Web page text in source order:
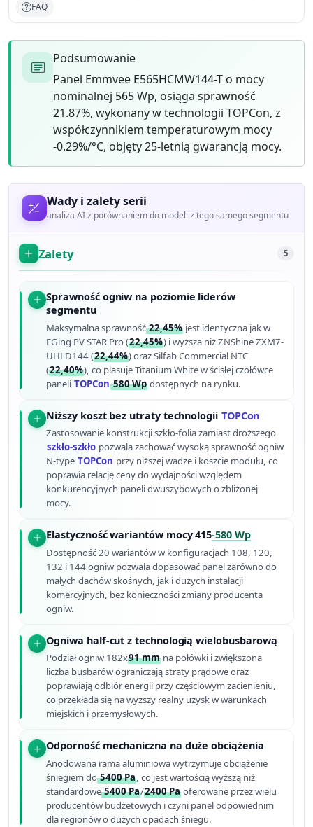
FAQ
Podsumowanie
Panel Emmvee E565HCMW144-T o mocy
nominalnej 565 Wp, osiąga sprawność
21.87%, wykonany w technologii TOPCon, z
współczynnikiem temperaturowym mocy
-0.29%/°C, objęty 25-letnią gwarancją mocy.
Wady i zalety serii
analiza AI z porównaniem do modeli z tego samego segmentu
Zalety 5
Sprawność ogniw na poziomie liderów
segmentu
Maksymalna sprawność22,45% jest identyczna jak w
EGing PV STAR Pro (22,45%) i wyższa niż ZNShine ZXM7-
UHLD144 (22,44%) oraz Silfab Commercial NTC
(22,40%), co plasuje Titanium White w ścisłej czołówce
paneli TOPCon580 Wp dostępnych na rynku.
Niższy koszt bez utraty technologii TOPCon
Zastosowanie konstrukcji szkło-folia zamiast droższego
szkło-szkło pozwala zachować wysoką sprawność ogniw
N-type TOPCon przy niższej wadze i koszcie modułu, co
poprawia relację ceny do wydajności względem
konkurencyjnych paneli dwuszybowych o zbliżonej
mocy.
Elastyczność wariantów mocy 415-580 Wp
Dostępność 20 wariantów w konfiguracjach 108, 120,
132 i 144 ogniw pozwala dopasować panel zarówno do
małych dachów skośnych, jak i dużych instalacji
komercyjnych, bez konieczności zmiany producenta
ogniw.
Ogniwa half-cut z technologią wielobusbarową
Podział ogniw 182x91 mm na połówki i zwiększona
liczba busbarów ograniczają straty prądowe oraz
poprawiają odbiór energii przy częściowym zacienieniu,
co przekłada się na wyższy realny uzysk w warunkach
miejskich i przemysłowych.
Odporność mechaniczna na duże obciążenia
Anodowana rama aluminiowa wytrzymuje obciążenie
śniegiem do5400 Pa, co jest wartością wyższą niż
standardowe5400 Pa/2400 Pa oferowane przez wielu
producentów budżetowych i czyni panel odpowiednim
dla regionów o dużych opadach śniegu.